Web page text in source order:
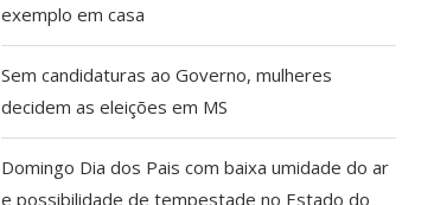
exemplo em casa
Sem candidaturas ao Governo, mulheres
decidem as eleições em MS
Domingo Dia dos Pais com baixa umidade do ar
e possibilidade de tempestade no Estado do